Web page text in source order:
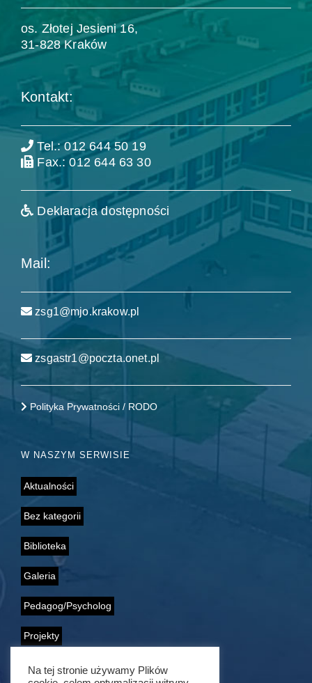
os. Złotej Jesieni 16,
31-828 Kraków
Kontakt:
Tel.: 012 644 50 19
Fax.: 012 644 63 30
Deklaracja dostępności
Mail:
zsg1@mjo.krakow.pl
zsgastr1@poczta.onet.pl
Polityka Prywatności / RODO
W NASZYM SERWISIE
Aktualności
Bez kategorii
Biblioteka
Galeria
Pedagog/Psycholog
Projekty
Samorząd Uczniowski
Na tej stronie używamy Plików